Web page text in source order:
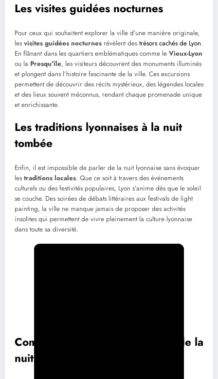
Les visites guidées nocturnes
Pour ceux qui souhaitent explorer la ville d’une manière originale,
les visites guidées nocturnes révèlent des trésors cachés de Lyon.
En flânant dans les quartiers emblématiques comme le Vieux-Lyon
ou la Presqu’île, les visiteurs découvrent des monuments illuminés
et plongent dans l’histoire fascinante de la ville. Ces excursions
permettent de découvrir des récits mystérieux, des légendes locales
et des lieux souvent méconnus, rendant chaque promenade unique
et enrichissante.
Les traditions lyonnaises à la nuit
tombée
Enfin, il est impossible de parler de la nuit lyonnaise sans évoquer
les traditions locales. Que ce soit à travers des événements
culturels ou des festivités populaires, Lyon s’anime dès que le soleil
se couche. Des soirées de débats littéraires aux festivals de light
painting, la ville ne manque jamais de proposer des activités
insolites qui permettent de vivre pleinement la culture lyonnaise
dans toute sa diversité.
Comparatif des lieux mythiques de la
nuit lyonnaise